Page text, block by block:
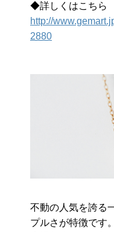
◆詳しくはこちら
http://
2880
不動の人気を誇る
プルさが特徴です。